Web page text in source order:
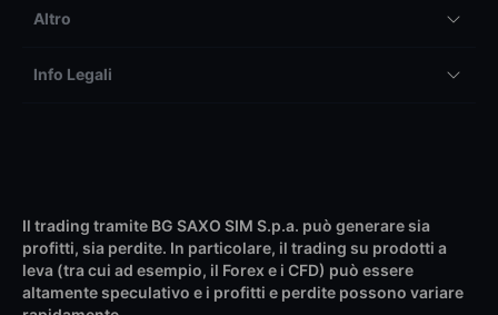
Altro
Info Legali
Il trading tramite BG SAXO SIM S.p.a. può generare sia
profitti, sia perdite. In particolare, il trading su prodotti a
leva (tra cui ad esempio, il Forex e i CFD) può essere
altamente speculativo e i profitti e perdite possono variare